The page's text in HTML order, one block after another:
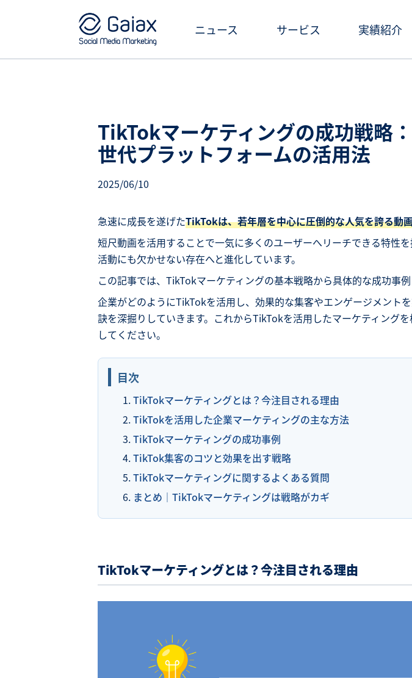
ニュース サービス
クリエイティブ制作・撮
SNS投稿キャンペーン
インフルエンサーPR
SNS広告運用
SNS勉強会・eラーニング
実績紹介
TikTokマーケティングの成功戦略
世代プラットフォームの活用法
2025/06/10
急速に成長を遂げたTikTokは、若年層を中心に圧倒的な人気を誇る動
短尺動画を活用することで一気に多くのユーザーへリーチできる特性
活動にも欠かせない存在へと進化しています。
この記事では、TikTokマーケティングの基本戦略から具体的な成功事例
企業がどのようにTikTokを活用し、効果的な集客やエンゲージメント
訣を深掘りしていきます。これからTikTokを活用したマーケティング
してください。
目次
TikTokマーケティングとは？今注目される理由
TikTokを活用した企業マーケティングの主な方法
TikTokマーケティングの成功事例
TikTok集客のコツと効果を出す戦略
TikTokマーケティングに関するよくある質問
まとめ｜TikTokマーケティングは戦略がカギ
TikTokマーケティングとは？今注目される理由